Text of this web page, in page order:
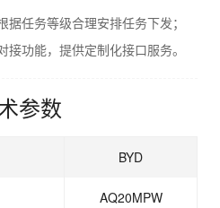
据任务等级合理安排任务下发；
接功能，提供定制化接口服务。
参数
BYD
AQ20MPW